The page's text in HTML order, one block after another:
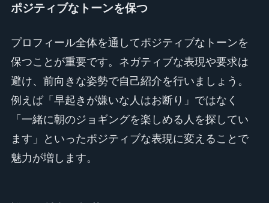
ポジティブなトーンを保つ
プロフィール全体を通してポジティブなトーンを
保つことが重要です。ネガティブな表現や要求は
避け、前向きな姿勢で自己紹介を行いましょう。
例えば「早起きが嫌いな人はお断り」ではなく
「一緒に朝のジョギングを楽しめる人を探してい
ます」といったポジティブな表現に変えることで
魅力が増します。